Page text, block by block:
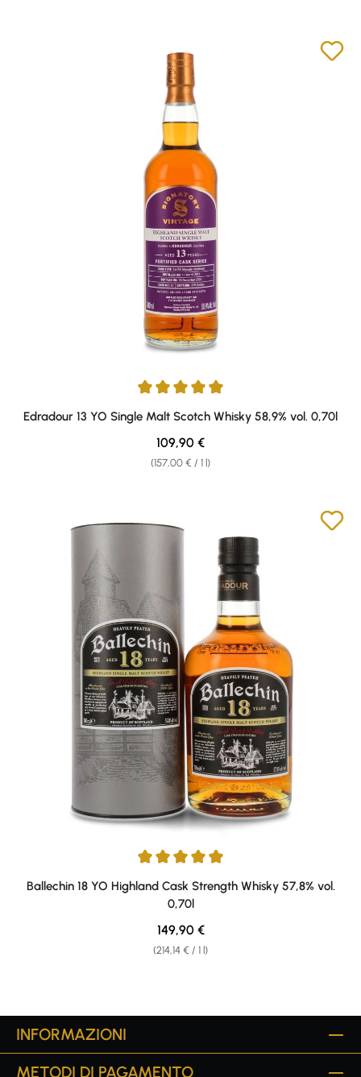
Average rating of 5 out of 5 stars
Edradour 13 YO Single Malt Scotch Whisky 58,9% vol. 0,70l
(157,00 € / 1 l)
Regular price:
109,90 €
Average rating of 5 out of 5 stars
Ballechin 18 YO Highland Cask Strength Whisky 57,8% vol.
0,70l
(214,14 € / 1 l)
Regular price:
149,90 €
INFORMAZIONI
METODI DI PAGAMENTO